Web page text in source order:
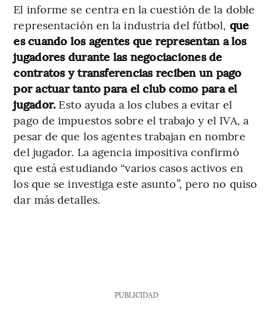
El informe se centra en la cuestión de la doble
representación en la industria del fútbol, que
es cuando los agentes que representan a los
jugadores durante las negociaciones de
contratos y transferencias reciben un pago
por actuar tanto para el club como para el
jugador. Esto ayuda a los clubes a evitar el
pago de impuestos sobre el trabajo y el IVA, a
pesar de que los agentes trabajan en nombre
del jugador. La agencia impositiva confirmó
que está estudiando “varios casos activos en
los que se investiga este asunto”, pero no quiso
dar más detalles.
PUBLICIDAD